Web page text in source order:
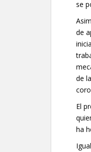
se
de
de
El
ha